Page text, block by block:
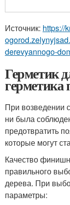
Источник: https://
derevyannogo-
Герметик
герметика
При возведении
ни была
предотвратить
которые могут
Качество
правильного
дерева. При
параметры: